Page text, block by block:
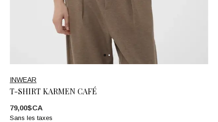
INWEAR
T-SHIRT KARMEN CAFÉ
79,00$CA
Sans les taxes